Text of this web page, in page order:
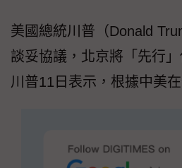
美國總統川普（Donald
談妥協議，北京將「先行
川普11日表示，根據中美